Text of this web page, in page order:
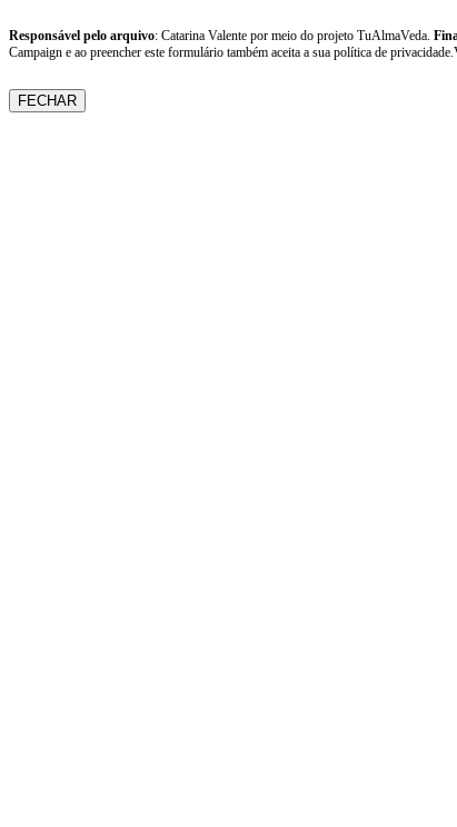
Responsável pelo arquivo: Catarina Valente por meio do projeto TuAlmaVeda.
Campaign e ao preencher este formulário também aceita a sua política de
FECHAR